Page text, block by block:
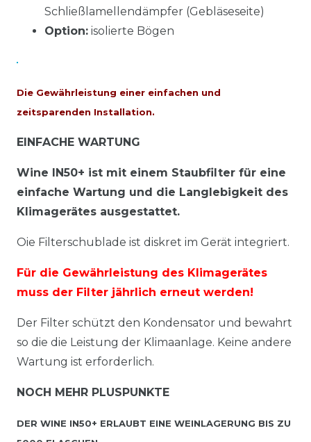
Schließlamellendämpfer (Gebläseseite)
Option: isolierte Bögen
Die Gewährleistung einer einfachen und
zeitsparenden Installation.
EINFACHE WARTUNG
Wine IN50+ ist mit einem Staubfilter für eine
einfache Wartung und die Langlebigkeit des
Klimagerätes ausgestattet.
Oie Filterschublade ist diskret im Gerät integriert.
Für die Gewährleistung des Klimagerätes
muss der Filter jährlich erneut werden!
Der Filter schützt den Kondensator und bewahrt
so die die Leistung der Klimaanlage. Keine andere
Wartung ist erforderlich.
NOCH MEHR PLUSPUNKTE
DER WINE IN50+ ERLAUBT EINE WEINLAGERUNG BIS ZU